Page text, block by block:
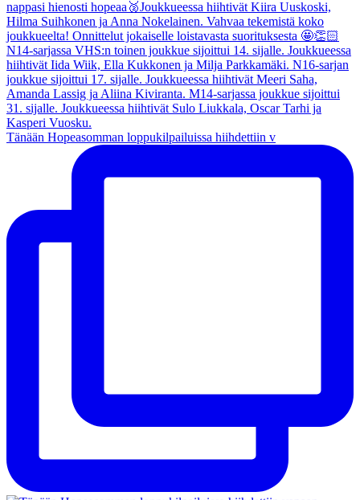
Tänään Hopeasomman loppukilpailuissa hiihdettiin v